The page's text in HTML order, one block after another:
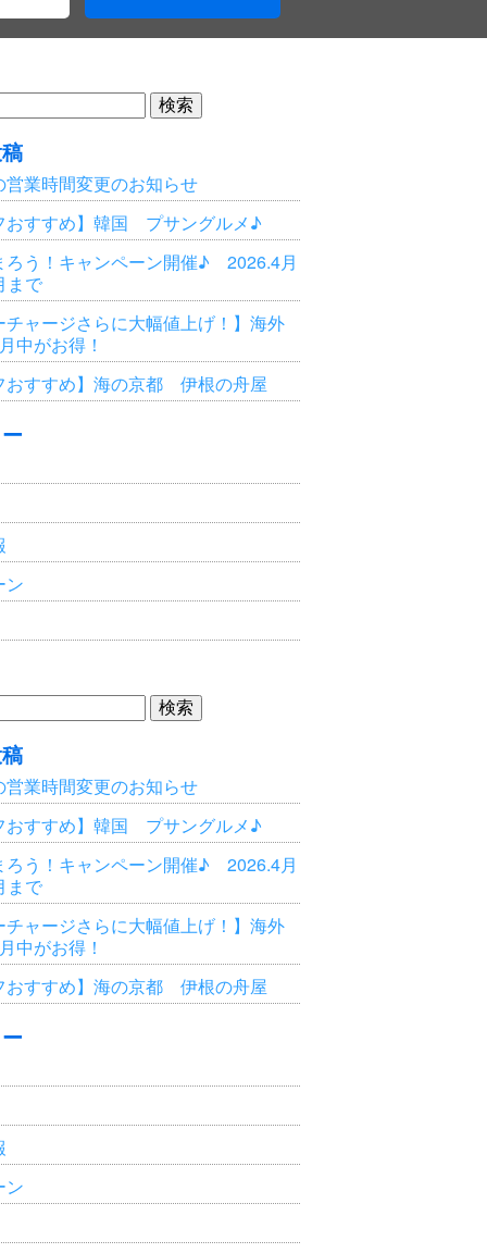
営業時間変更のお知らせ
おすすめ】韓国 プサングルメ♪
ろう！キャンペーン開催♪ 2026.4月
まで
チャージさらに大幅値上げ！】海外
中がお得！
おすすめ】海の京都 伊根の舟屋
ン
営業時間変更のお知らせ
おすすめ】韓国 プサングルメ♪
ろう！キャンペーン開催♪ 2026.4月
まで
チャージさらに大幅値上げ！】海外
中がお得！
おすすめ】海の京都 伊根の舟屋
ン